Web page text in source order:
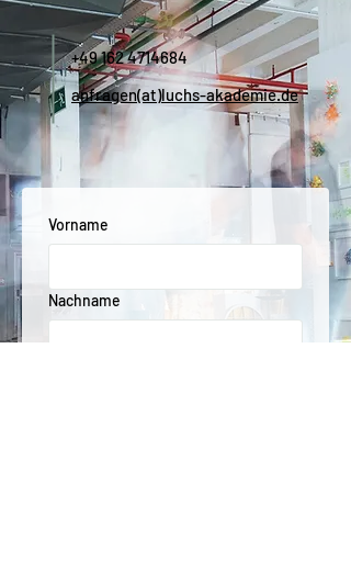
+49 162 4714684
anfragen(at)luchs-akademie.de
Vorname
Nachname